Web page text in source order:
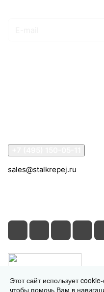
sales@stalkrepej.ru
Этот сайт использует
чтобы помочь Вам в